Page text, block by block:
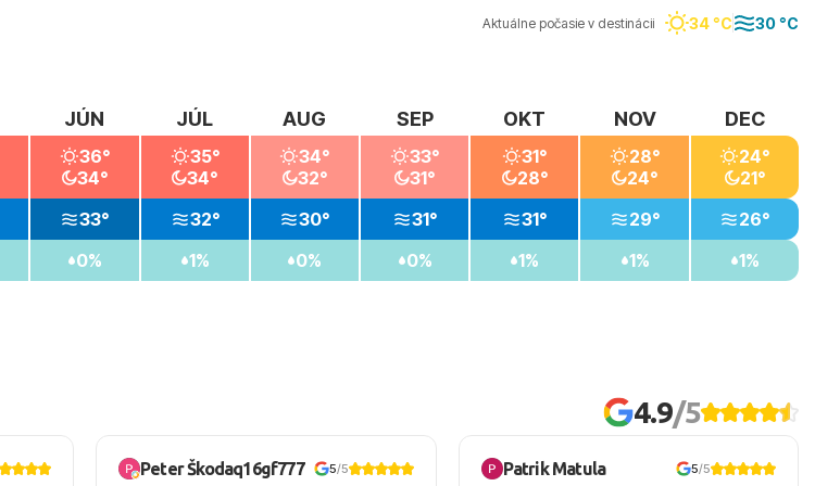
Aktuálne počasie v destinácii 34 °C 30 °C
JÚN
36°
34°
33°
0%
JÚL
35°
34°
32°
1%
AUG
34°
32°
30°
0%
SEP
33°
31°
31°
0%
OKT
31°
28°
31°
1%
NOV
28°
24°
29°
1%
DEC
24°
21°
26°
1%
4.9/5
Peter Škodaq16gf777 5/5 Patrik Matula 5/5